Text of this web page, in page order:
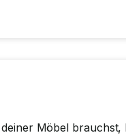
Möbel